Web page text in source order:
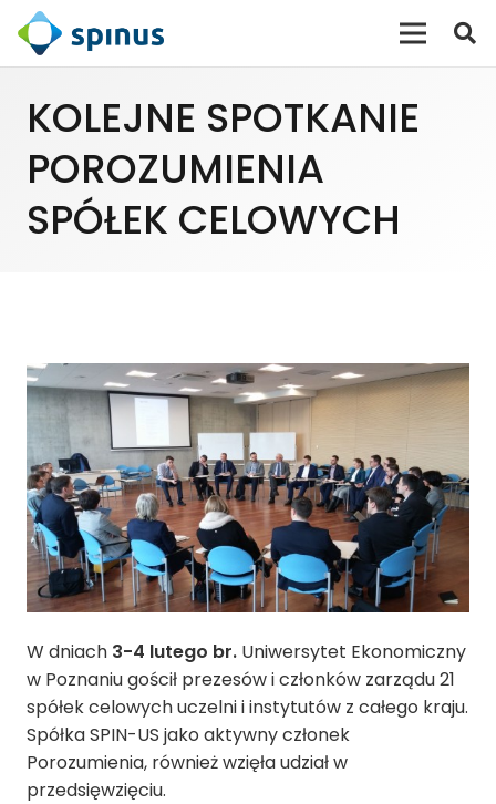
KOLEJNE SPOTKANIE
POROZUMIENIA
SPÓŁEK CELOWYCH
W dniach 3-4 lutego br. Uniwersytet Ekonomiczny
w Poznaniu gościł prezesów i członków zarządu 21
spółek celowych uczelni i instytutów z całego kraju.
Spółka SPIN-US jako aktywny członek
Porozumienia, również wzięła udział w
przedsięwzięciu.